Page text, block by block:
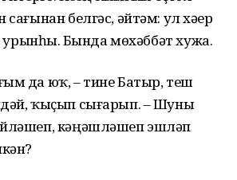
белгәс, әйтәм: ул хәҙер
урынһыҙ. Бында мөхәббәт хужа.
да юҡ, – тине Батыр, теш
ҡыҫып сығарып. – Шуны
кәңәшләшеп эшләп